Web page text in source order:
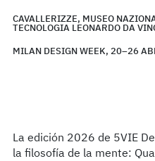
CAVALLERIZZE, MUSEO
TECNOLOGIA LEONARDO DA
MILAN DESIGN WEEK, 20–26
La edición 2026 de 5VIE
la filosofía de la mente: